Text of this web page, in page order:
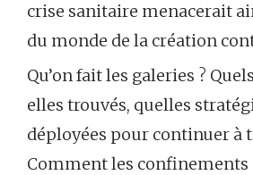
crise sanitaire menacerait
du monde de la création
Qu’on fait les galeries ?
elles trouvés, quelles
déployées pour continuer à
Comment les